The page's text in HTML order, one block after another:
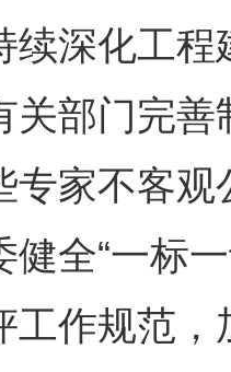
续深化工
关部门完
专家不客
健全“一标
工作规范